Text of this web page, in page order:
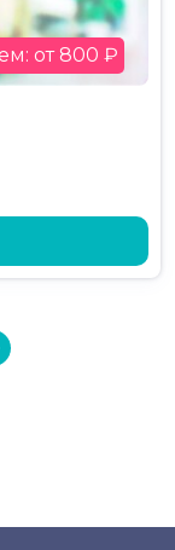
от 800 ₽